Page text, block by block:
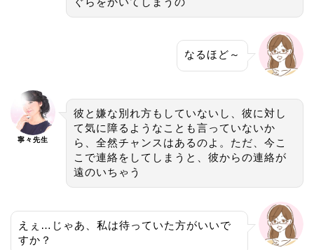
なるほど～
寧々先生
彼と嫌な別れ方もしていないし、彼に対し
て気に障るようなことも言っていないか
ら、全然チャンスはあるのよ。ただ、今こ
こで連絡をしてしまうと、彼からの連絡が
遠のいちゃう
えぇ…じゃあ、私は待っていた方がいいで
すか？